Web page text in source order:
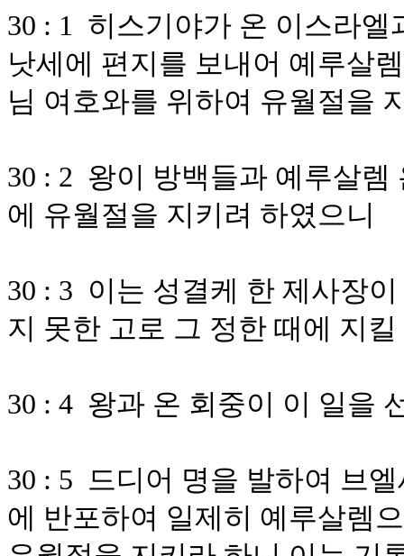
30 : 1 히스기야가 온 이스라
낫세에 편지를 보내어 예루살
님 여호와를 위하여 유월절을
30 : 2 왕이 방백들과 예루살
에 유월절을 지키려 하였으니
30 : 3 이는 성결케 한 제사장
지 못한 고로 그 정한 때에 지
30 : 4 왕과 온 회중이 이 일을
30 : 5 드디어 명을 발하여 브
에 반포하여 일제히 예루살렘